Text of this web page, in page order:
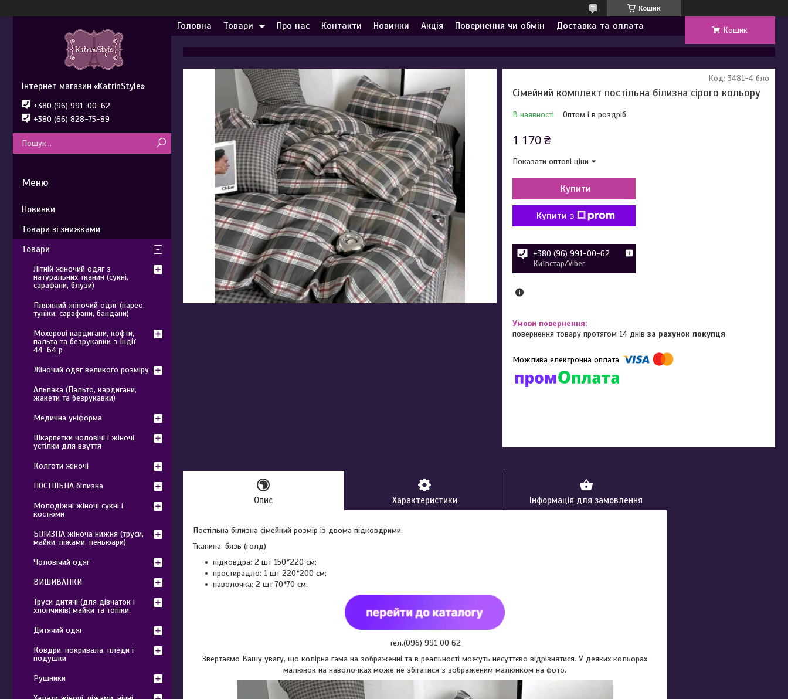
Кошик
Головна Товари Про нас Контакти Новинки Акція Повернення чи обмін Доставка та оплата Кошик
Сімейний комплект постільна білизна сірого кольору
В наявності Оптом і в роздріб
Код: 3481-4 бло
1 170 ₴
Показати оптові ціни
Купити
Купити з
+380 (96) 991-00-62
Київстар/Viber
повернення товару протягом 14 днівза рахунок покупця
Опис Характеристики Інформація для замовлення
Постільна білизна сімейний розмір із двома підковдрими.
Тканина: бязь (голд)
підковдра: 2 шт 150*220 см;
простирадло: 1 шт 220*200 см;
наволочка: 2 шт 70*70 см.
тел.(096) 991 00 62
Звертаємо Вашу увагу, що колірна гама на зображенні та в реальності можуть несуттєво відрізнятися. У деяких кольорах
малюнок на наволочках може не збігатися з зображеним малюнком на фото.
Інтернет магазин «KatrinStyle»
+380 (96) 991-00-62
+380 (66) 828-75-89
Новинки
Товари зі знижками
Товари
Літній жіночий одяг з
натуральних тканин (сукні,
сарафани, блузи)
Пляжний жіночий одяг (парео,
туніки, сарафани, бандани)
Мохерові кардигани, кофти,
пальта та безрукавки з Індії
44-64 р
Жіночий одяг великого розміру
Альпака (Пальто, кардигани,
жакети та безрукавки)
Медична уніформа
Шкарпетки чоловічі і жіночі,
устілки для взуття
Колготи жіночі
ПОСТІЛЬНА білизна
Молодіжні жіночі сукні і
костюми
БІЛИЗНА жіноча нижня (труси,
майки, піжами, пеньюари)
Чоловічий одяг
ВИШИВАНКИ
Труси дитячі (для дівчаток і
хлопчиків),майки та топіки.
Дитячий одяг
Ковдри, покривала, пледи і
подушки
Рушники